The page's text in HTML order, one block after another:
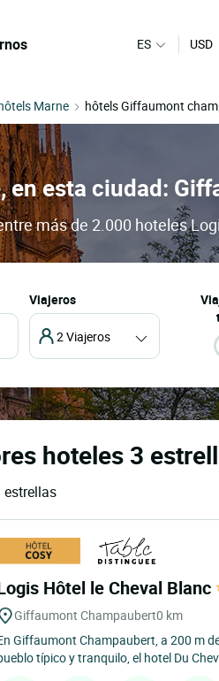
ES USD
Marne hôtels Giffaumont
en esta ciudad:
más de 2.000 hoteles
Viajeros
2 Viajeros
hoteles 3
Hôtel le Cheval Blanc
Giffaumont Champaubert0 km
Giffaumont Champaubert, a 200 m
típico y tranquilo, el hotel Du